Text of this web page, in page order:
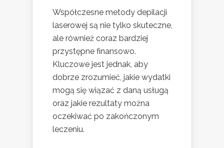
Współczesne metody depilacji
laserowej są nie tylko skuteczne,
ale również coraz bardziej
przystępne finansowo.
Kluczowe jest jednak, aby
dobrze zrozumieć, jakie wydatki
mogą się wiązać z daną usługą
oraz jakie rezultaty można
oczekiwać po zakończonym
leczeniu.